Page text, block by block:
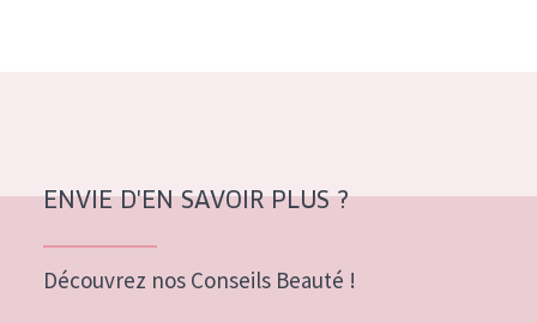
ENVIE D'EN SAVOIR PLUS ?
Découvrez nos Conseils Beauté !